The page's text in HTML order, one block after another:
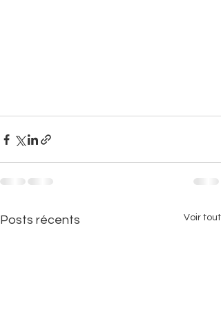
Posts récents Voir tout